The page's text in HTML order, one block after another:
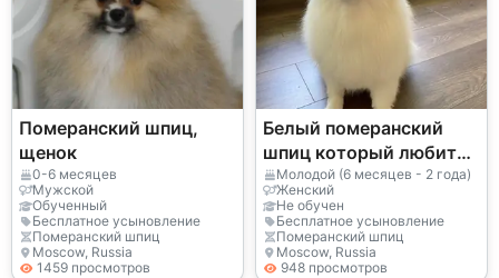
Померанский шпиц,
щенок
0-6 месяцев
Мужской
Обученный
Бесплатное усыновление
Померанский шпиц
Moscow, Russia
1459 просмотров
Белый померанский
шпиц который любит
быть рядом с людьми
Молодой (6 месяцев - 2 года)
Женский
Не обучен
Бесплатное усыновление
Померанский шпиц
Moscow, Russia
948 просмотров